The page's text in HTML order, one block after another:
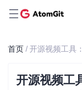
首页
开源视频工